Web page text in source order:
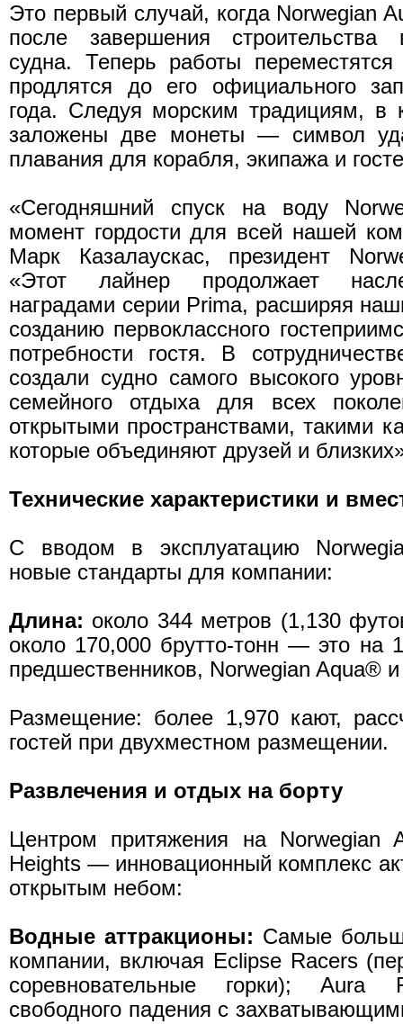
Это первый случай, когда Norwegian
после завершения строительства
судна. Теперь работы
продлятся до его официального
года. Следуя морским традициям, в
заложены две монеты — символ
плавания для корабля, экипажа и
«Сегодняшний спуск на воду
момент гордости для всей нашей
Марк Казалаускас, президент
«Этот лайнер продолжает
наградами серии Prima, расширяя
созданию первоклассного
потребности гостя. В
создали судно самого высокого
семейного отдыха для всех
открытыми пространствами, такими
которые объединяют друзей и
Технические характеристики и
С вводом в эксплуатацию
новые стандарты для компании:
Длина: около 344 метров (1,130
около 170,000 брутто-тонн — это на
предшественников, Norwegian Aqua®
Размещение: более 1,970 кают,
гостей при двухместном размещении.
Развлечения и отдых на борту
Центром притяжения на Norwegian
Heights — инновационный комплекс
открытым небом:
Водные аттракционы: Самые
компании, включая Eclipse Racers
соревновательные горки);
свободного падения с